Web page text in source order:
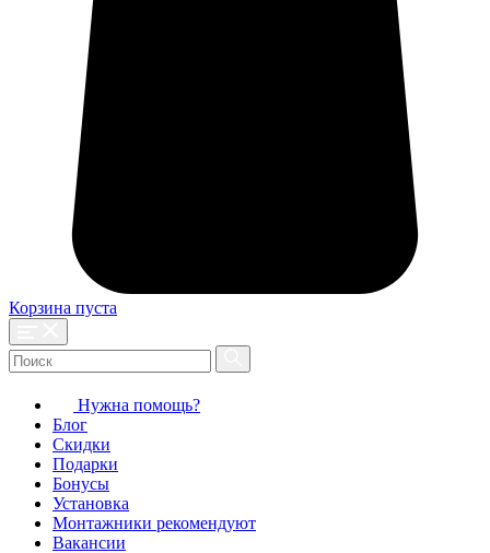
Корзина пуста
Нужна помощь?
Блог
Скидки
Подарки
Бонусы
Установка
Монтажники рекомендуют
Вакансии